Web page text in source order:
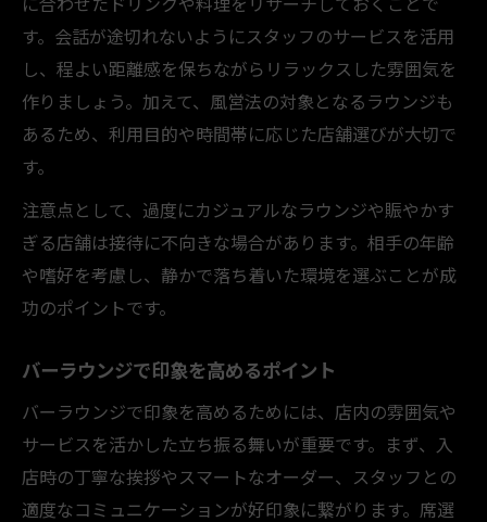
す。会話が途切れないようにスタッフのサービスを活用
し、程よい距離感を保ちながらリラックスした雰囲気を
作りましょう。加えて、風営法の対象となるラウンジも
あるため、利用目的や時間帯に応じた店舗選びが大切で
す。
注意点として、過度にカジュアルなラウンジや賑やかす
ぎる店舗は接待に不向きな場合があります。相手の年齢
や嗜好を考慮し、静かで落ち着いた環境を選ぶことが成
功のポイントです。
バーラウンジで印象を高めるポイント
バーラウンジで印象を高めるためには、店内の雰囲気や
サービスを活かした立ち振る舞いが重要です。まず、入
店時の丁寧な挨拶やスマートなオーダー、スタッフとの
適度なコミュニケーションが好印象に繋がります。席選